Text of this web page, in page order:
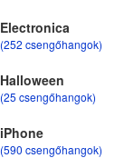
Electronica
(252 csengőhangok)
Halloween
(25 csengőhangok)
iPhone
(590 csengőhangok)